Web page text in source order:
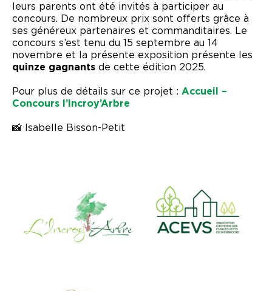
leurs parents ont été invités à participer au
concours. De nombreux prix sont offerts grâce à
ses généreux partenaires et commanditaires. Le
concours s’est tenu du 15 septembre au 14
novembre et la présente exposition présente les
quinze gagnants de cette édition 2025.
Pour plus de détails sur ce projet : Accueil –
Concours l’Incroy’Arbre
📸 Isabelle Bisson-Petit